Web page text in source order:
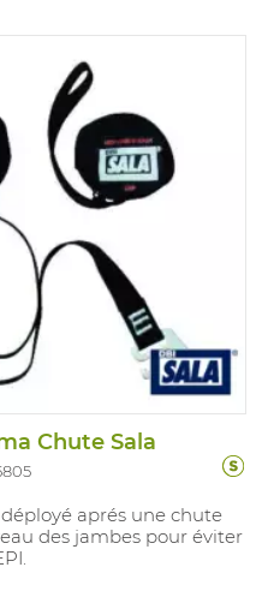
Chute Sala
aprés une chute
des jambes pour éviter